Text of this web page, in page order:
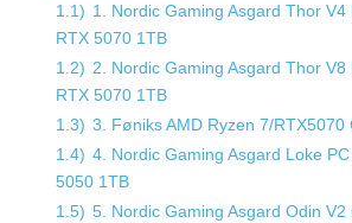
1.1) 1. Nordic Gaming Asgard Thor V4
RTX 5070 1TB
1.2) 2. Nordic Gaming Asgard Thor V8
RTX 5070 1TB
1.3) 3. Føniks AMD Ryzen 7/RTX5070
1.4) 4. Nordic Gaming Asgard Loke
5050 1TB
1.5) 5. Nordic Gaming Asgard Odin V2